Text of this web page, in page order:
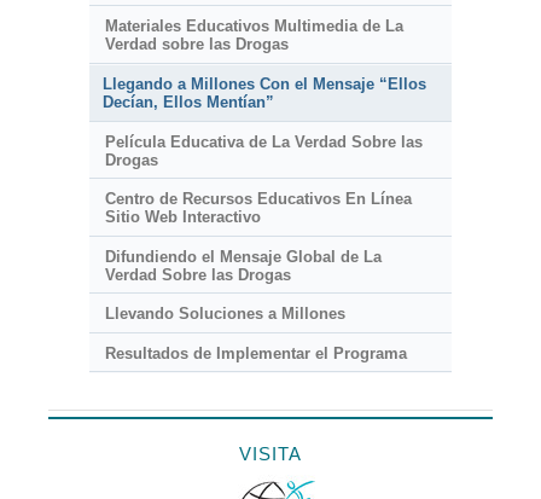
Materiales Educativos Multimedia de La
Verdad sobre las Drogas
Llegando a Millones Con el Mensaje “Ellos
Decían, Ellos Mentían”
Película Educativa de La Verdad Sobre las
Drogas
Centro de Recursos Educativos En Línea
Sitio Web Interactivo
Difundiendo el Mensaje Global de La
Verdad Sobre las Drogas
Llevando Soluciones a Millones
Resultados de Implementar el Programa
VISITA